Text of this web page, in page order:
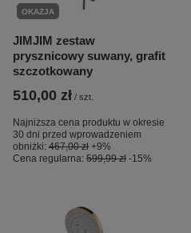
OKAZJA
JIMJIM zestaw
prysznicowy suwany, grafit
szczotkowany
510,00 zł / szt.
Najniższa cena produktu w okresie
30 dni przed wprowadzeniem
obniżki: 467,00 zł +9%
Cena regularna: 599,99 zł -15%